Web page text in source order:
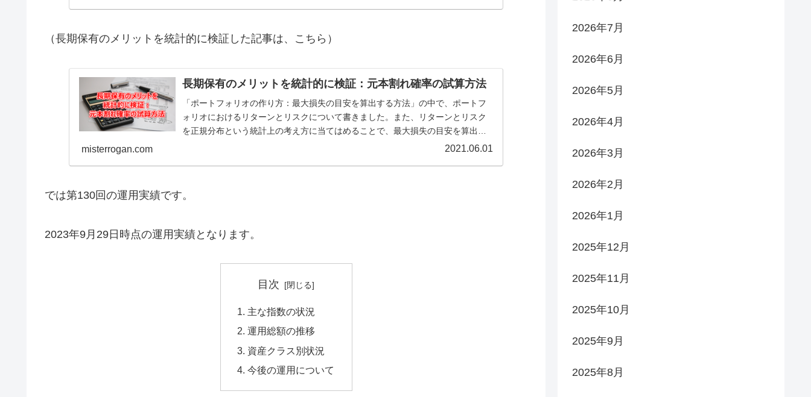
（長期保有のメリットを統計的に検証した記事は、こちら）
長期保有のメリットを統計的に検証：元本割れ確率の試算方法
「ポートフォリオの作り方：最大損失の目安を算出する方法」の中で、ポートフ
ォリオにおけるリターンとリスクについて書きました。また、リターンとリスク
を正規分布という統計上の考え方に当てはめることで、最大損失の目安を算出す
misterrogan.com 2021.06.01
では第130回の運用実績です。
2023年9月29日時点の運用実績となります。
目次
主な指数の状況
運用総額の推移
資産クラス別状況
今後の運用について
2026年7月
2026年6月
2026年5月
2026年4月
2026年3月
2026年2月
2026年1月
2025年12月
2025年11月
2025年10月
2025年9月
2025年8月